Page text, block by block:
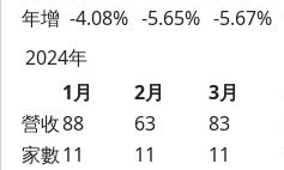
年增 -4.08% -5.65% -5.67%
2024年
1月
2月 3月
營收88 63 83
家數11 11 11